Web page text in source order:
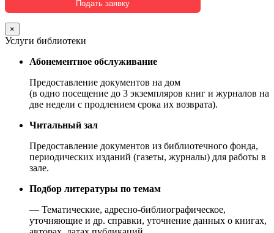
×
Услуги библиотеки
Абонементное обслуживание
Предоставление документов на дом
(в одно посещение до 3 экземпляров книг и журналов на
две недели с продлением срока их возврата).
Читальный зал
Предоставление документов из библиотечного фонда,
периодических изданий (газеты, журналы) для работы в
зале.
Подбор литературы по темам
— Тематические, адресно-библиографическое,
уточняющие и др. справки, уточнение данных о книгах,